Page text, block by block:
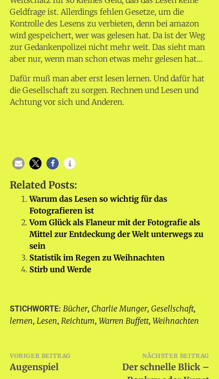
Geldfrage ist. Allerdings fehlen Gesetze, um die
Kontrolle des Lesens zu verbieten, denn bei amazon
wird gespeichert, wer was gelesen hat. Da ist der Weg
zur Gedankenpolizei nicht mehr weit. Das sieht man
aber nur, wenn man schon etwas mehr gelesen hat…
Dafür muß man aber erst lesen lernen. Und dafür hat
die Gesellschaft zu sorgen. Rechnen und Lesen und
Achtung vor sich und Anderen.
Related Posts:
Warum das Lesen so wichtig für das
Fotografieren ist
Vom Glück als Flaneur mit der Fotografie als
Mittel zur Entdeckung der Welt unterwegs zu
sein
Statistik im Regen zu Weihnachten
Stirb und Werde
STICHWORTE: Bücher, Charlie Munger, Gesellschaft,
lernen, Lesen, Reichtum, Warren Buffett, Weihnachten
Beitragsnavigation
VORIGER BEITRAG
Augenspiel
NÄCHSTER BEITRAG
Der schnelle Blick –